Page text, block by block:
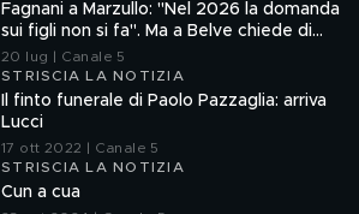
Fagnani a Marzullo: "Nel 2026 la domanda
sui figli non si fa". Ma a Belve chiede di
aborto e maternità
20 lug | Canale 5
STRISCIA LA NOTIZIA
Il finto funerale di Paolo Pazzaglia: arriva
Lucci
17 ott 2022 | Canale 5
STRISCIA LA NOTIZIA
Cun a cua